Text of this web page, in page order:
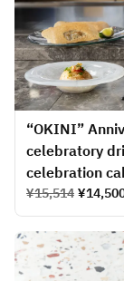
“OKINI”
celebratory
celebration
¥15,514